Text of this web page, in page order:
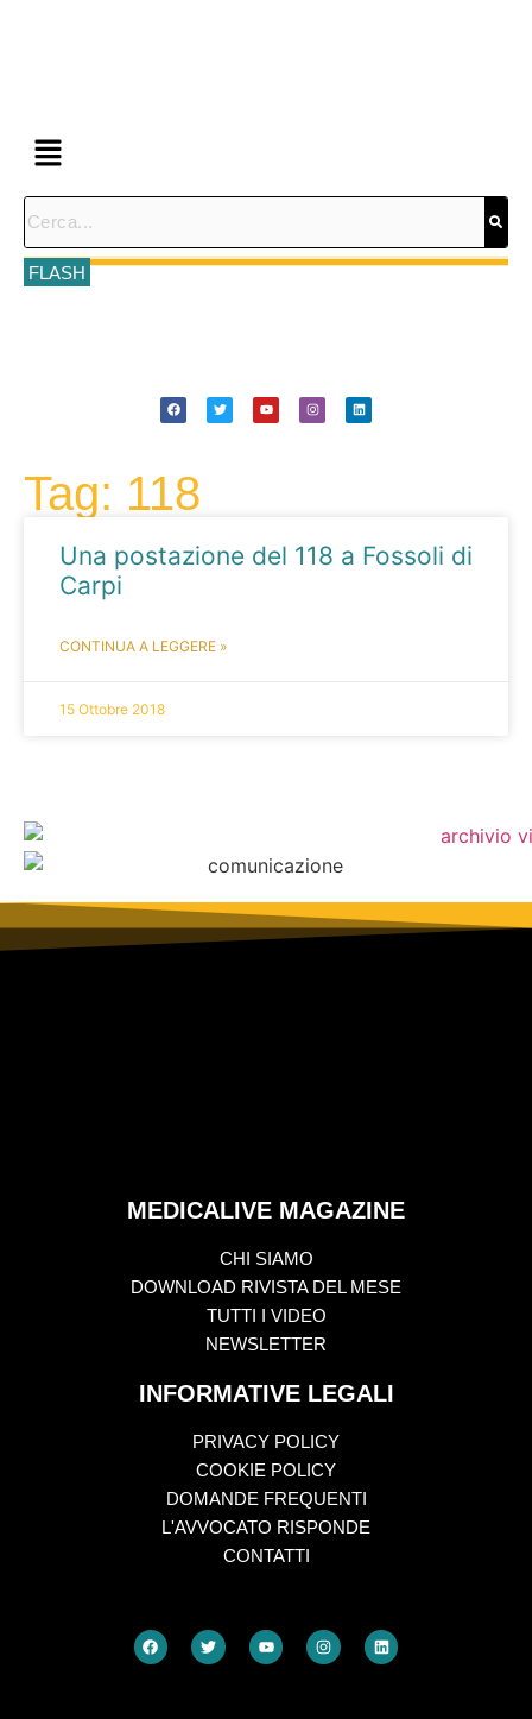
FLASH
Tag: 118
Una postazione del 118 a Fossoli di
Carpi
CONTINUA A LEGGERE »
15 Ottobre 2018
MEDICALIVE MAGAZINE
CHI SIAMO
DOWNLOAD RIVISTA DEL MESE
TUTTI I VIDEO
NEWSLETTER
INFORMATIVE LEGALI
PRIVACY POLICY
COOKIE POLICY
DOMANDE FREQUENTI
L'AVVOCATO RISPONDE
CONTATTI